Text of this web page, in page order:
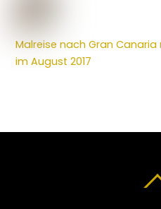
Malreise nach Gran
im August 2017